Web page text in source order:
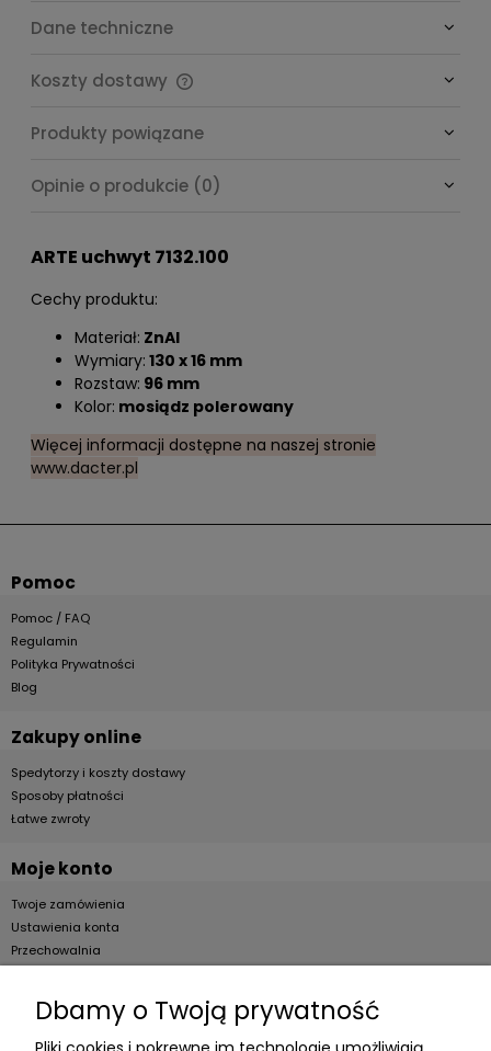
Dane techniczne
Koszty dostawy
Produkty powiązane
Opinie o produkcie (0)
ARTE uchwyt 7132.100
Cechy produktu:
Materiał: ZnAl
Wymiary: 130 x 16 mm
Rozstaw: 96 mm
Kolor: mosiądz polerowany
Więcej informacji dostępne na naszej stronie
www.dacter.pl
Pomoc
Pomoc / FAQ
Regulamin
Polityka Prywatności
Blog
Zakupy online
Spedytorzy i koszty dostawy
Sposoby płatności
Łatwe zwroty
Moje konto
Twoje zamówienia
Ustawienia konta
Przechowalnia
Dla firm
Dbamy o Twoją prywatność